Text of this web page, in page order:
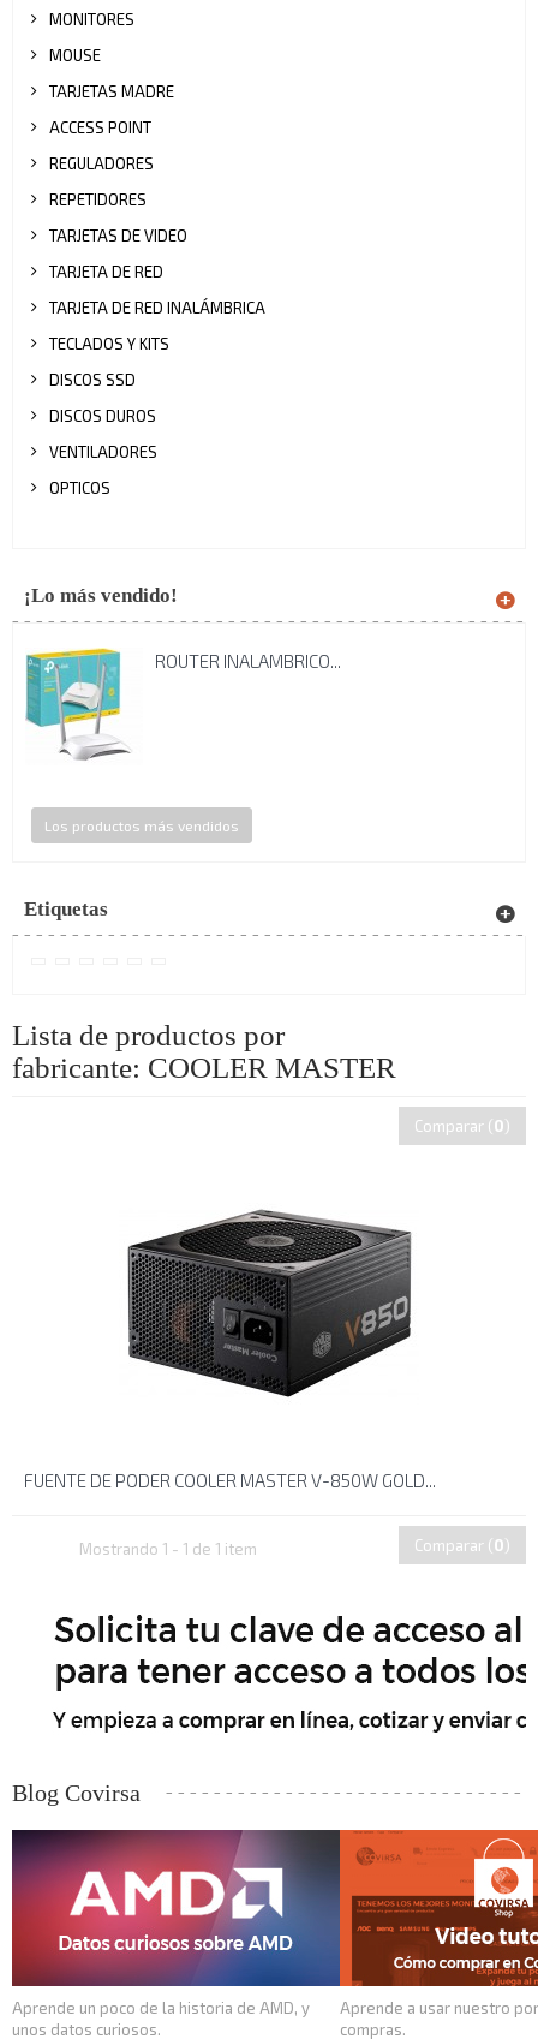
MONITORES
MOUSE
TARJETAS MADRE
ACCESS POINT
REGULADORES
REPETIDORES
TARJETAS DE VIDEO
TARJETA DE RED
TARJETA DE RED INALÁMBRICA
TECLADOS Y KITS
DISCOS SSD
DISCOS DUROS
VENTILADORES
OPTICOS
¡Lo más vendido!
ROUTER INALAMBRICO...
Los productos más vendidos
Etiquetas
Lista de productos por
fabricante: COOLER MASTER
Comparar (0)
FUENTE DE PODER COOLER MASTER V-850W GOLD...
Mostrando 1 - 1 de 1 item Comparar (0)
Blog Covirsa
Aprende un poco de la historia de AMD, y
unos datos curiosos.
Aprende a usar nuestro
compras.